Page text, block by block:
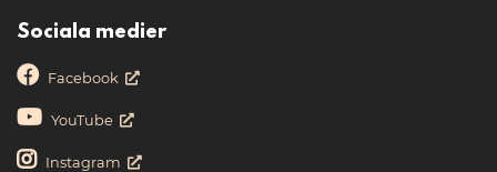
Sociala medier
Facebook
YouTube
Instagram